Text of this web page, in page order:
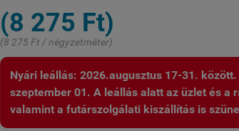
(8 275 Ft)
(8 275 Ft / négyzetméter)
Nyári leállás: 2026.augusztus 17-31. között.
szeptember 01. A leállás alatt az üzlet és a
valamint a futárszolgálati kiszállítás is